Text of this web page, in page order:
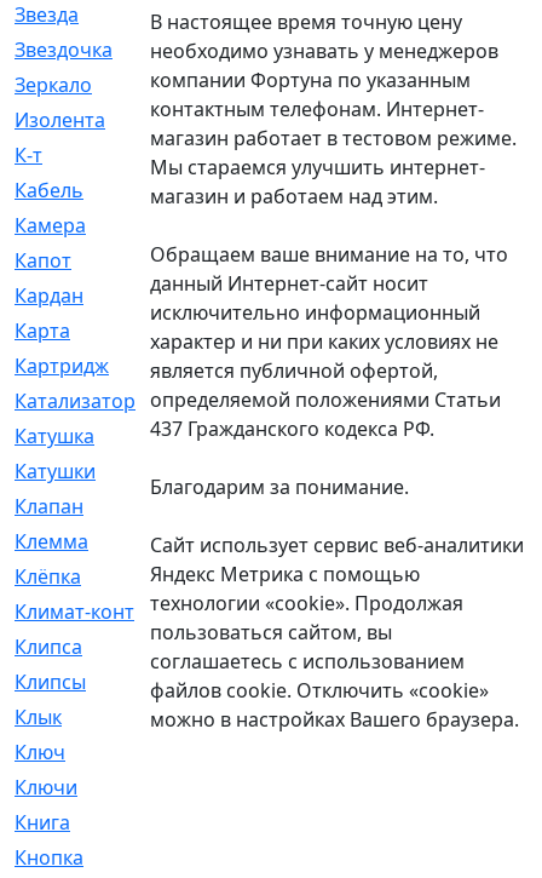
Звезда
[1]
Звездочка
[5]
Зеркало
[369]
Изолента
[1]
К-т
[13]
Кабель
[50]
Камера
Капот
[144]
Кардан
[131]
Карта
[2]
Картридж
[250]
Катализатор
[1]
Катушка
[2]
Катушки
Клапан
[375]
Клемма
[5]
Клёпка
[2]
Климат-контроль
[3]
Клипса
[21]
Клипсы
[321]
Клык
[4]
Ключ
Ключи
Книга
Кнопка
В настоящее время точную цену
необходимо узнавать у менеджеров
компании Фортуна по указанным
контактным телефонам. Интернет-
магазин работает в тестовом режиме.
Мы стараемся улучшить интернет-
магазин и работаем над этим.
Обращаем ваше внимание на то, что
данный Интернет-сайт носит
исключительно информационный
характер и ни при каких условиях не
является публичной офертой,
определяемой положениями Статьи
437 Гражданского кодекса РФ.
Благодарим за понимание.
Сайт использует сервис веб-аналитики
Яндекс Метрика с помощью
технологии «cookie». Продолжая
пользоваться сайтом, вы
соглашаетесь с использованием
файлов cookie. Отключить «cookie»
можно в настройках Вашего браузера.